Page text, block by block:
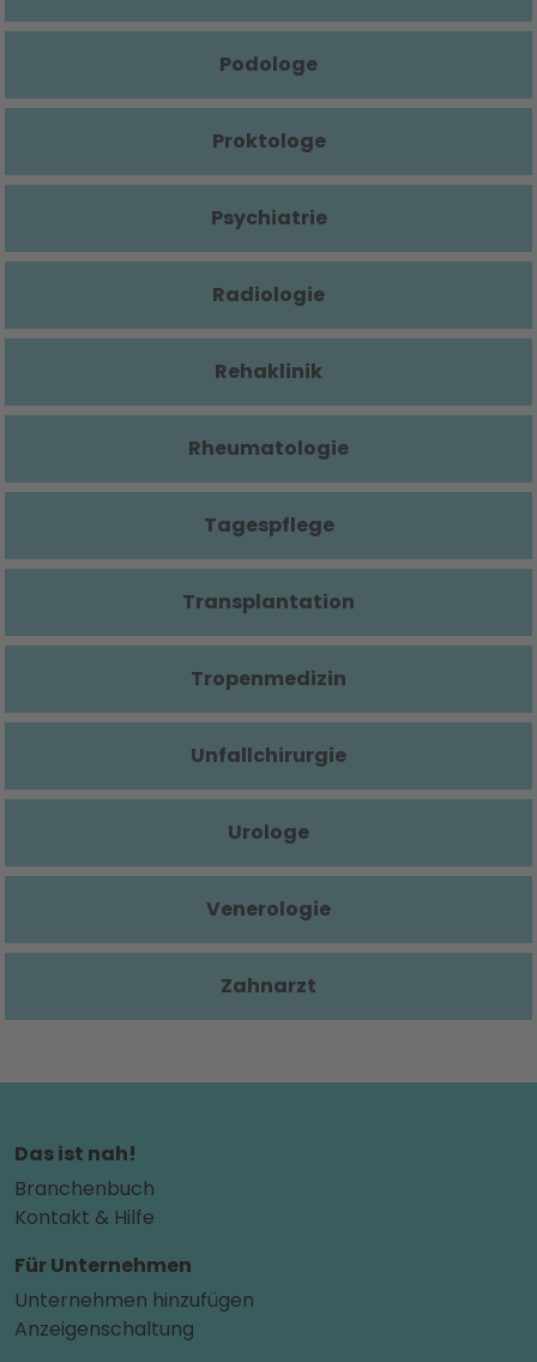
Podologe
Proktologe
Psychiatrie
Radiologie
Rehaklinik
Rheumatologie
Tagespflege
Transplantation
Tropenmedizin
Unfallchirurgie
Urologe
Venerologie
Zahnarzt
Das ist nah!
Branchenbuch
Kontakt & Hilfe
Für Unternehmen
Unternehmen hinzufügen
Anzeigenschaltung